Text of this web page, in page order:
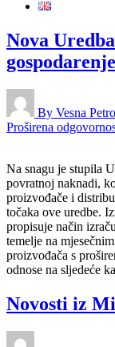
Nova
By Vesna
Proširena
Na snagu je stupila
povratnoj naknadi,
proizvođače i
točaka ove uredbe.
propisuje način
temelje na
proizvođača s
odnose na sljedeće
Novosti iz